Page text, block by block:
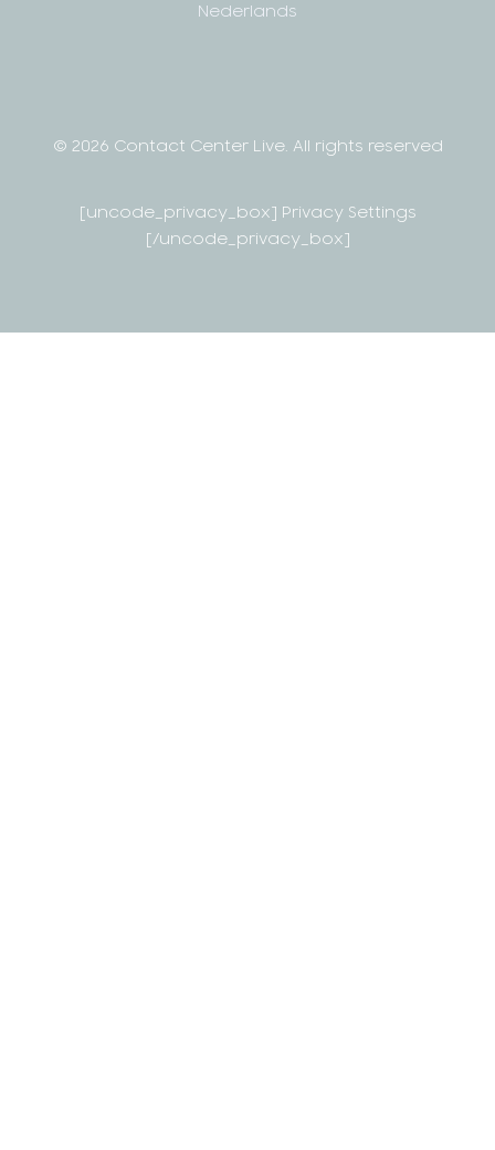
Nederlands
© 2026 Contact Center Live. All rights reserved
[uncode_privacy_box] Privacy Settings
[/uncode_privacy_box]